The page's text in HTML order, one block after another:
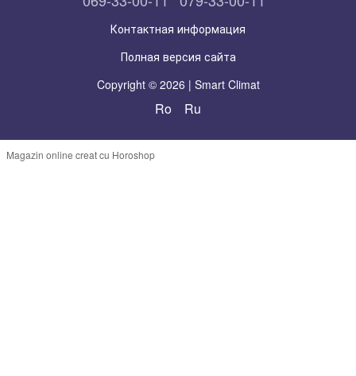
Контактная информация
Полная версия сайта
Copyright © 2026 | Smart Climat
Ro Ru
Magazin online creat cu Horoshop